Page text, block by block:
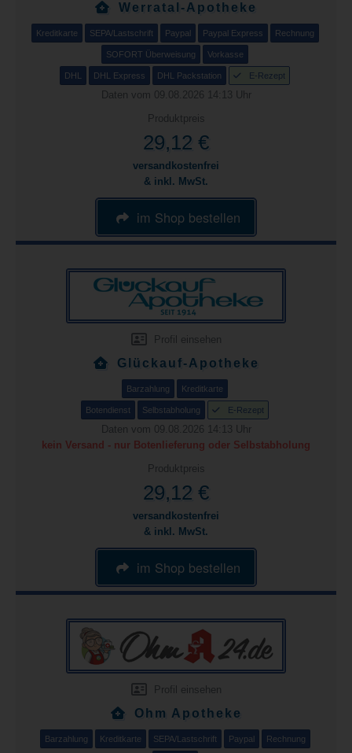
Werratal-Apotheke
Kreditkarte SEPA/Lastschrift Paypal Paypal Express Rechnung
SOFORT Überweisung Vorkasse
DHL DHL Express DHL Packstation E-Rezept
Daten vom 09.08.2026 14:13 Uhr
Produktpreis
29,12 €
versandkostenfrei
& inkl. MwSt.
im Shop bestellen
Profil einsehen
Glückauf-Apotheke
Barzahlung Kreditkarte
Botendienst Selbstabholung E-Rezept
Daten vom 09.08.2026 14:13 Uhr
kein Versand - nur Botenlieferung oder Selbstabholung
Produktpreis
29,12 €
versandkostenfrei
& inkl. MwSt.
im Shop bestellen
Profil einsehen
Ohm Apotheke
Barzahlung Kreditkarte SEPA/Lastschrift Paypal Rechnung